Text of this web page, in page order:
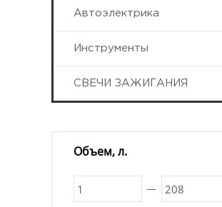
Автоэлектрика
Инструменты
СВЕЧИ ЗАЖИГАНИЯ
Объем, л.